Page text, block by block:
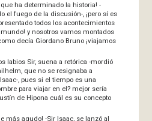
que ha determinado la historia! -
el fuego de la discusión-, ¡pero sí es
todos los acontecimientos
y nosotros vamos montados
decía Giordano Bruno ¡viajamos
labios Sir, suena a retórica -mordió
que no se resignaba a
, pues si el tiempo es una
para viajar en el? mejor sería
de Hipona cuál es su concepto
más agudo! -Sir Isaac, se lanzó al